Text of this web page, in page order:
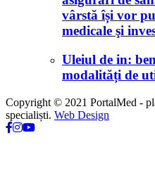
vârstă își vor
medicale şi
Uleiul de in:
modalități de
Copyright © 2021 PortalMed -
specialiști. Web Design